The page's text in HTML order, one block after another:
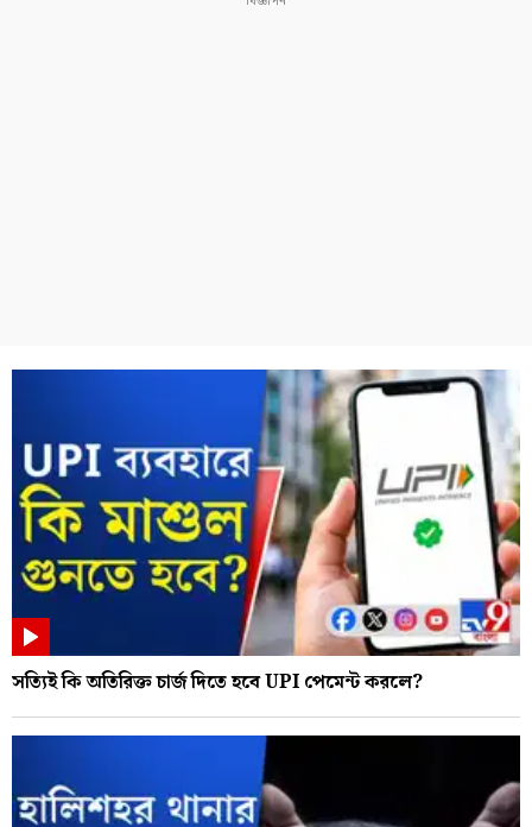
সত্যিই কি অতিরিক্ত চার্জ দিতে হবে UPI পেমেন্ট করলে?